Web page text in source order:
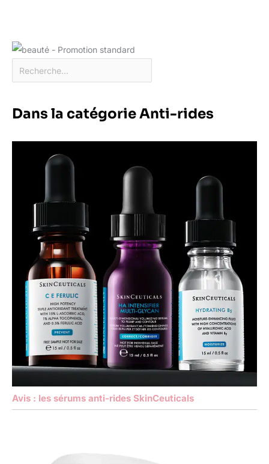
Dans la catégorie Anti-rides
Avis : les sérums anti-rides SkinCeuticals